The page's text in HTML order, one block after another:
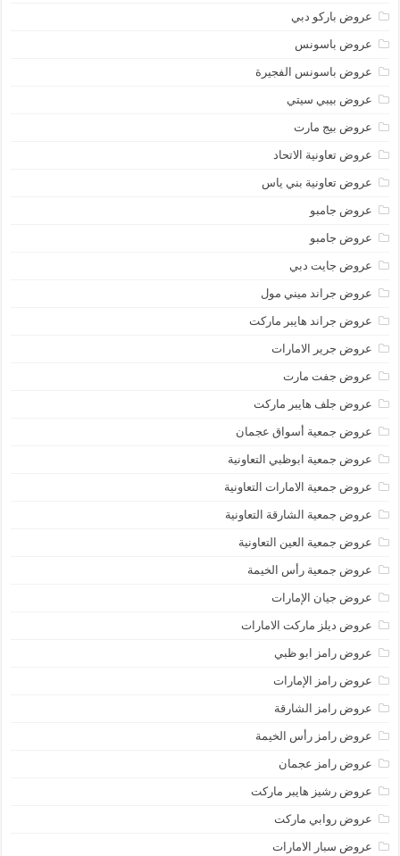
عروض باركو دبي
عروض باسونس
عروض باسونس الفجيرة
عروض بيبي سيتي
عروض بيج مارت
عروض تعاونية الاتحاد
عروض تعاونية بني ياس
عروض جامبو
عروض جامبو
عروض جايت دبي
عروض جراند ميني مول
عروض جراند هايبر ماركت
عروض جرير الامارات
عروض جفت مارت
عروض جلف هايبر ماركت
عروض جمعية أسواق عجمان
عروض جمعية ابوظبي التعاونية
عروض جمعية الامارات التعاونية
عروض جمعية الشارقة التعاونية
عروض جمعية العين التعاونية
عروض جمعية رأس الخيمة
عروض جيان الإمارات
عروض ديلز ماركت الامارات
عروض رامز ابو ظبي
عروض رامز الإمارات
عروض رامز الشارقة
عروض رامز رأس الخيمة
عروض رامز عجمان
عروض رشيز هايبر ماركت
عروض روابي ماركت
عروض سبار الامارات